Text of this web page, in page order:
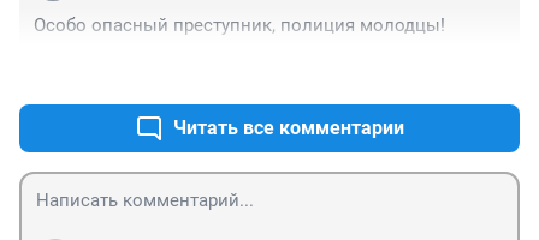
Особо опасный преступник, полиция молодцы!
Читать все комментарии